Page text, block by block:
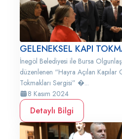
GELENEKSEL KAPI
İnegöl Belediyesi ile Bursa
düzenlenen “Hayra Açılan Kapılar
Tokmakları Sergisi” �...
8 Kasım 2024
Detaylı Bilgi